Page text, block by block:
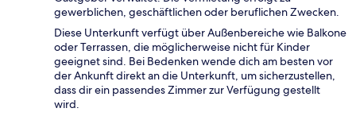
gewerblichen, geschäftlichen oder beruflichen Zwecken.
Diese Unterkunft verfügt über Außenbereiche wie Balkone
oder Terrassen, die möglicherweise nicht für Kinder
geeignet sind. Bei Bedenken wende dich am besten vor
der Ankunft direkt an die Unterkunft, um sicherzustellen,
dass dir ein passendes Zimmer zur Verfügung gestellt
wird.